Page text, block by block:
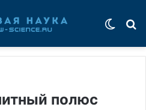
полюс